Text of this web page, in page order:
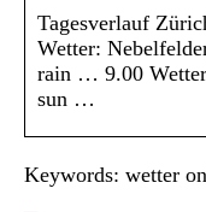
Tagesverlauf
Wetter:
rain … 9.00
sun …
Keywords: wetter